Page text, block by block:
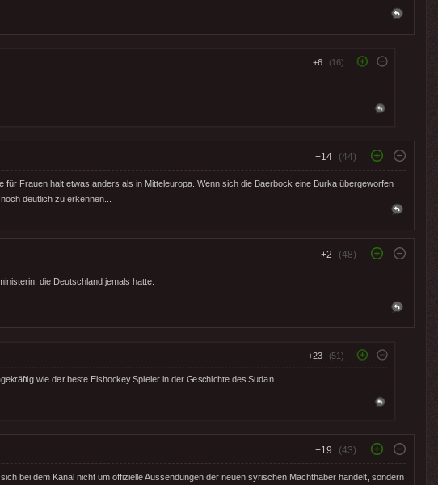
+6 (16)
+14 (44)
für Frauen halt etwas anders als in Mitteleuropa. Wenn sich die Baerbock eine Burka übergeworfen
deutlich zu erkennen...
+2 (48)
die Deutschland jemals hatte.
+23 (51)
wie der beste Eishockey Spieler in der Geschichte des Sudan.
+19 (43)
bei dem Kanal nicht um offizielle Aussendungen der neuen syrischen Machthaber handelt, sondern